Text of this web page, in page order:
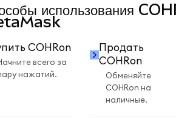
использования
COHRon
всего за
нажатий.
Продать
COHRon
Обменяйте
COHRon на
наличные.